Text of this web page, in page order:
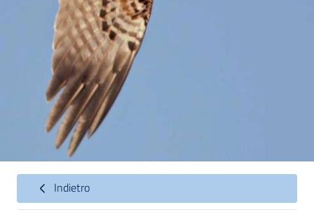
Indietro